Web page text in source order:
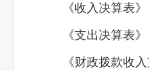
《收入决算表》
《支出决算表》
《财政拨款收